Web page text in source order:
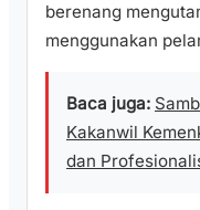
berenang
menggunakan
Baca juga:
Kakanwil
dan